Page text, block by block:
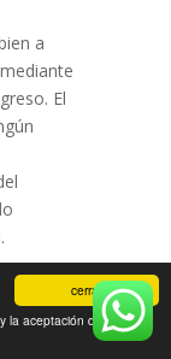
cerrar
la aceptación de nuestra
a
El
(DNI)
(NIE)